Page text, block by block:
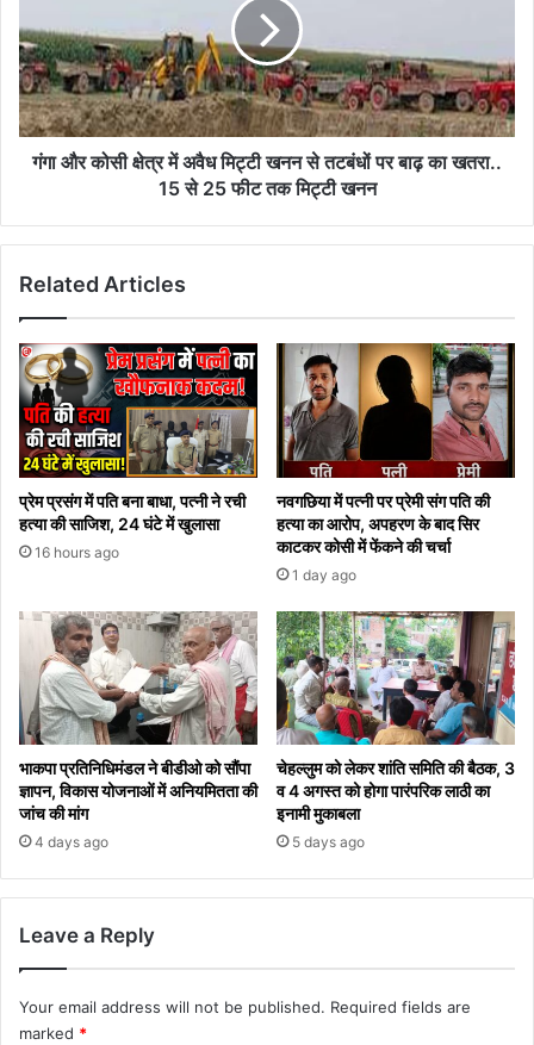
में
अवैध
मिट्टी
खनन
से
तटबंधों
15
फीट
तक
मिट्टी
खनन
गंगा और कोसी क्षेत्र में अवैध मिट्टी खनन से तटबंधों पर बाढ़ का खतरा..
15 से 25 फीट तक मिट्टी खनन
Related Articles
प्रेम प्रसंग में पति बना बाधा, पत्नी ने रची
हत्या की साजिश, 24 घंटे में खुलासा
16 hours ago
नवगछिया में पत्नी पर प्रेमी संग पति की
हत्या का आरोप, अपहरण के बाद सिर
काटकर कोसी में फेंकने की चर्चा
1 day ago
भाकपा प्रतिनिधिमंडल ने बीडीओ को सौंपा
ज्ञापन, विकास योजनाओं में अनियमितता की
जांच की मांग
4 days ago
चेहल्लुम को लेकर शांति समिति की बैठक, 3
व 4 अगस्त को होगा पारंपरिक लाठी का
इनामी मुकाबला
5 days ago
Leave a Reply
Your email address will not be published. Required fields are
marked *